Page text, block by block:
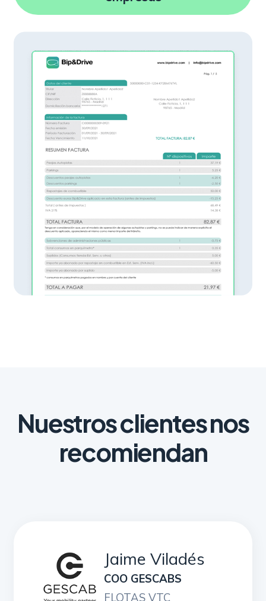
Nuestros clientes nos
recomiendan
Jaime Viladés
COO GESCABS
FLOTAS VTC